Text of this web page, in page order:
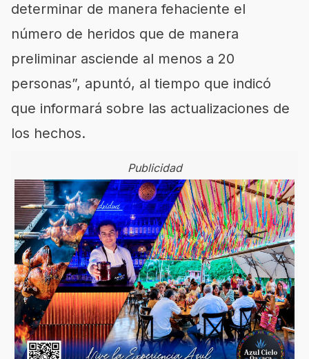
determinar de manera fehaciente el
número de heridos que de manera
preliminar asciende al menos a 20
personas”, apuntó, al tiempo que indicó
que informará sobre las actualizaciones de
los hechos.
Publicidad